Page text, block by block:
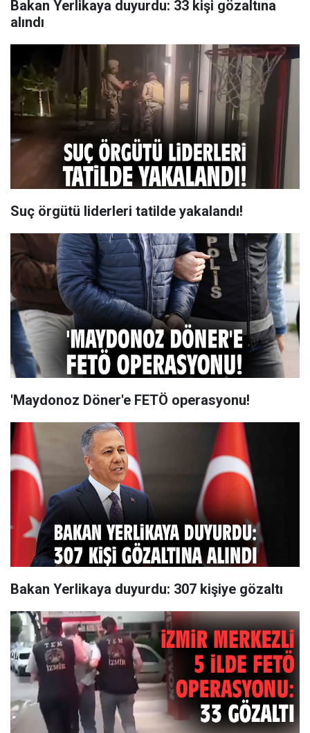
Bakan Yerlikaya duyurdu: 33 kişi gözaltına
alındı
Suç örgütü liderleri tatilde yakalandı!
'Maydonoz Döner'e FETÖ operasyonu!
Bakan Yerlikaya duyurdu: 307 kişiye gözaltı